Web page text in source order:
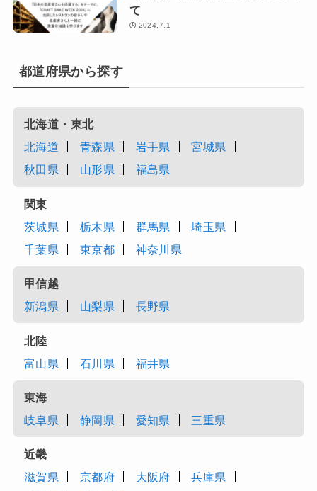
て
2024.7.1
都道府県から探す
北海道・東北
北海道
青森県 岩手県
宮城県
秋田県
山形県 福島県
関東
茨城県
栃木県 群馬県
埼玉県
千葉県
東京都 神奈川県
甲信越
新潟県
山梨県 長野県
北陸
富山県
石川県 福井県
東海
岐阜県
静岡県 愛知県 三重県
近畿
滋賀県
京都府 大阪府
兵庫県